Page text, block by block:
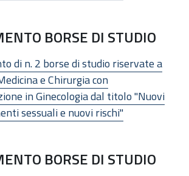
BORSE DI STUDIO
di n. 2 borse di studio riservate a
e Chirurgia con
in Ginecologia dal titolo "Nuovi
sessuali e nuovi rischi"
BORSE DI STUDIO